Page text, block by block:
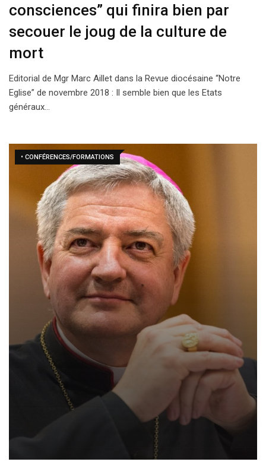
consciences” qui finira bien par
secouer le joug de la culture de
mort
Editorial de Mgr Marc Aillet dans la Revue diocésaine “Notre
Eglise” de novembre 2018 : Il semble bien que les Etats
généraux…
• CONFÉRENCES/FORMATIONS